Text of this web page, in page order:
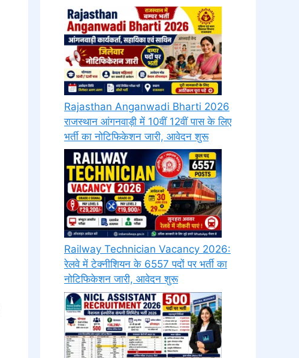
Rajasthan Anganwadi Bharti 2026
राजस्थान आंगनवाड़ी में 10वीं 12वीं पास के लिए
भर्ती का नोटिफिकेशन जारी, आवेदन शुरू
Railway Technician Vacancy 2026:
रेलवे में टेक्नीशियन के 6557 पदों पर भर्ती का
नोटिफिकेशन जारी, आवेदन शुरू